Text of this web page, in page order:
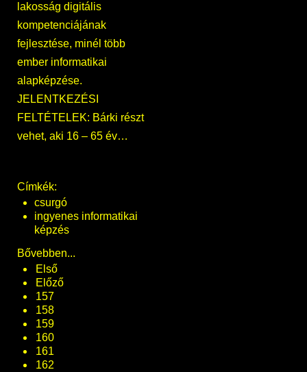
lakosság digitális
kompetenciájának
fejlesztése, minél több
ember informatikai
alapképzése.
JELENTKEZÉSI
FELTÉTELEK: Bárki részt
vehet, aki 16 – 65 év…
Címkék:
csurgó
ingyenes informatikai
képzés
Bővebben...
Első
Előző
157
158
159
160
161
162